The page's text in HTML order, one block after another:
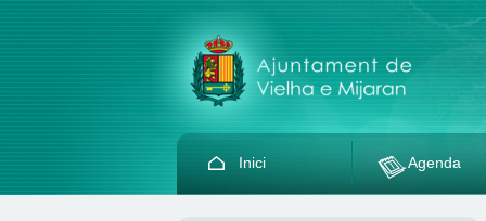
Inici Agenda